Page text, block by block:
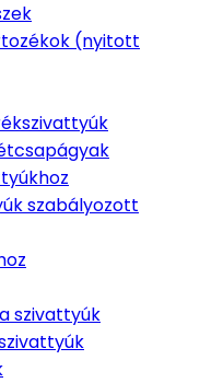
(nyitott
szabályozott
szivattyúk